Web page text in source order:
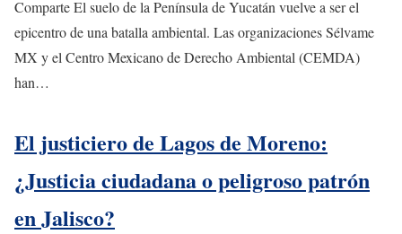
Comparte El suelo de la Península de Yucatán vuelve a ser el
epicentro de una batalla ambiental. Las organizaciones Sélvame
MX y el Centro Mexicano de Derecho Ambiental (CEMDA)
han…
El justiciero de Lagos de Moreno:
¿Justicia ciudadana o peligroso patrón
en Jalisco?